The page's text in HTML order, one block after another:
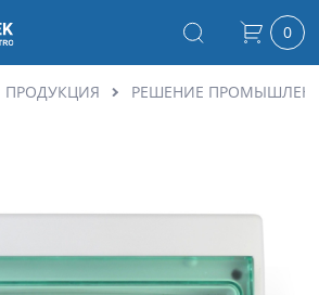
0
ПРОДУКЦИЯ РЕШЕНИЕ